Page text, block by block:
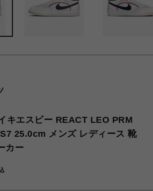
キエスビー REACT LEO PRM
25.0cm メンズ レディース 靴
カー